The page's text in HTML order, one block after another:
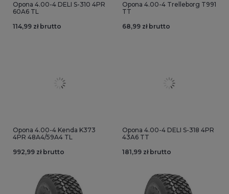
Opona 4.00-4 DELI S-310 4PR
60A6 TL
114,99 zł brutto
Opona 4.00-4 Trelleborg T991
TT
68,99 zł brutto
Opona 4.00-4 Kenda K373
4PR 48A4/59A4 TL
992,99 zł brutto
Opona 4.00-4 DELI S-318 4PR
43A6 TT
181,99 zł brutto